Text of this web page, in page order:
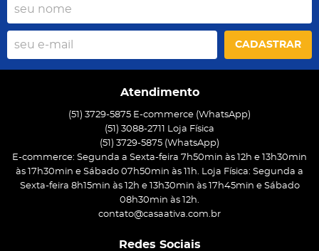
CADASTRAR
Atendimento
(51) 3729-5875 E-commerce (WhatsApp)
(51) 3088-2711 Loja Física
(51) 3729-5875 (WhatsApp)
E-commerce: Segunda a Sexta-feira 7h50min às 12h e 13h30min
às 17h30min e Sábado 07h50min às 11h. Loja Física: Segunda a
Sexta-feira 8h15min às 12h e 13h30min às 17h45min e Sábado
08h30min às 12h.
contato@casaativa.com.br
Redes Sociais